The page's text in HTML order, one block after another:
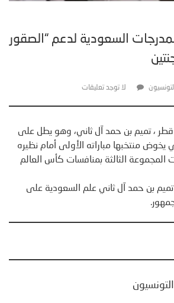
السعودية لدعم “الصقور
التونسيون لا توجد تعليقات
، تميم بن حمد آل ثاني، وهو يطل على
يخوض منتخبها مباراته الأولى أمام نظيره
المجموعة الثالثة بمنافسات كأس العالم
بن حمد آل ثاني علم السعودية على
التونسيون